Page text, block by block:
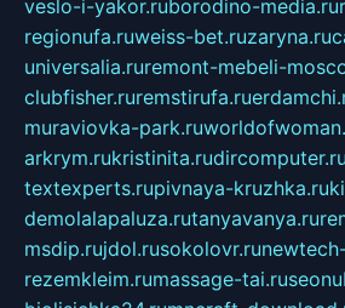
veslo-i-yakor.ruborodino-media.ru
regionufa.ruweiss-bet.ruzaryna.ru
universalia.ruremont-mebeli-
clubfisher.ruremstirufa.ru
muraviovka-park.ru
arkrym.rukristinita.rudircomputer.ru
textexperts.rupivnaya-kruzhka.ru
demolalapaluza.rutanyavanya.ru
msdip.rujdol.rusokolovr.ru
rezemkleim.rumassage-tai.ru